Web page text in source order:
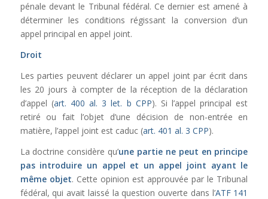
pénale devant le Tribunal fédéral. Ce dernier est amené à
déterminer les conditions régissant la conversion d’un
appel principal en appel joint.
Droit
Les parties peuvent déclarer un appel joint par écrit dans
les 20 jours à compter de la réception de la déclaration
d’appel (art. 400 al. 3 let. b CPP). Si l’appel principal est
retiré ou fait l’objet d’une décision de non-entrée en
matière, l’appel joint est caduc (art. 401 al. 3 CPP).
La doctrine considère qu’une partie ne peut en principe
pas introduire un appel et un appel joint ayant le
même objet. Cette opinion est approuvée par le Tribunal
fédéral, qui avait laissé la question ouverte dans l’ATF 141